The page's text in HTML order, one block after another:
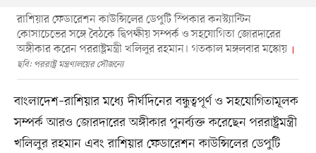
রাশিয়ার ফেডারেশন কাউন্সিলের ডেপুটি স্পিকার কনস্ট্যান্টিন
কোসাচেভের সঙ্গে বৈঠকে দ্বিপক্ষীয় সম্পর্ক ও সহযোগিতা জোরদারের
অঙ্গীকার করেন পররাষ্ট্রমন্ত্রী খলিলুর রহমান। গতকাল মঙ্গলবার মস্কোয়
ছবি: পররাষ্ট্র মন্ত্রণালয়ের সৌজন্যে
বাংলাদেশ–রাশিয়ার মধ্যে দীর্ঘদিনের বন্ধুত্বপূর্ণ ও সহযোগিতামূলক
সম্পর্ক আরও জোরদারের অঙ্গীকার পুনর্ব্যক্ত করেছেন পররাষ্ট্রমন্ত্রী
খলিলুর রহমান এবং রাশিয়ার ফেডারেশন কাউন্সিলের ডেপুটি